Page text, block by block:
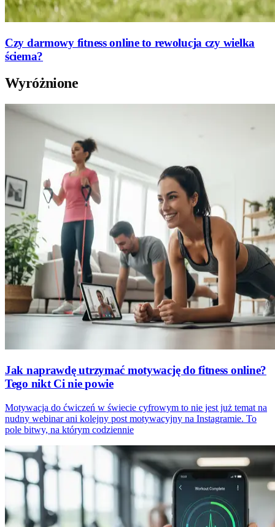
Czy darmowy fitness online to rewolucja czy wielka
ściema?
Wyróżnione
Jak naprawdę utrzymać motywację do fitness online?
Tego nikt Ci nie powie
Motywacja do ćwiczeń w świecie cyfrowym to nie jest już temat na
nudny webinar ani kolejny post motywacyjny na Instagramie. To
pole bitwy, na którym codziennie